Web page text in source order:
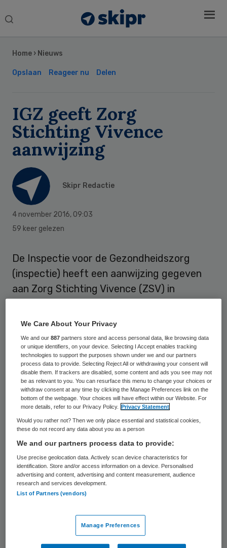
Search
Home › Nieuws
Opslaan Reageer nu Delen
IGZ geeft Zorg
Stichting Vivence
aanwijzing
Skipr Redactie
4 november 2016, 09:03
59 keer gelezen
De Inspectie voor de Gezondheidszorg
(inspectie) heeft een aanwijzing gegeven
aan Zorg Stichting Vivence (ZSV) in
over de locatie Boelijn van ZSV in Almere. De
zorg bij Boelijn voldoet niet aan de normen
en daarom bestaan er risico’s voor de
cliënten, aldus de inspectie.
In 2015 heeft ZSV (locatie Borculo) onder
verscherpt toezicht gestaan. De
organisatie was nog bezig met doorvoeren
van verbeteringen, toen in juli 2016 de
bestuurder werd aangehouden. Hij werd
verdacht van fraude.
Orthopedagogen vertrokken
ZSV kan niet de nodige gedragskundige
ondersteuning leveren bij Boelijn, omdat
Sidebar
We Care About Your Privacy
We and our887 partners store and access personal data, like browsing data
or unique identifiers, on your device. Selecting I Accept enables tracking
technologies to support the purposes shown under we and our partners
process data to provide. Selecting Reject All or withdrawing your consent will
disable them. If trackers are disabled, some content and ads you see may not
be as relevant to you. You can resurface this menu to change your choices or
withdraw consent at any time by clicking the Manage Preferences link on the
bottom of the webpage. Your choices will have effect within our Website. For
more details, refer to our Privacy Policy.
Privacy Statement
Would you rather not? Then we only place essential and statistical cookies,
these do not record any data about you as a person
We and our partners process data to provide:
Use precise geolocation data. Actively scan device characteristics for
identification. Store and/or access information on a device. Personalised
advertising and content, advertising and content measurement, audience
research and services development.
List of Partners (vendors)
Manage Preferences